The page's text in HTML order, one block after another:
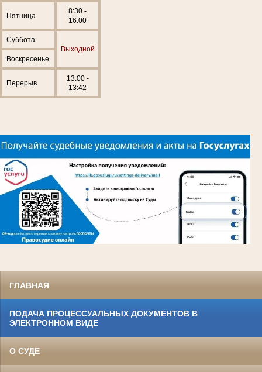
Пятница
8:30 -
16:00
Суббота
Выходной
Воскресенье
Перерыв
13:00 -
13:42
ГЛАВНАЯ
ПОДАЧА ПРОЦЕССУАЛЬНЫХ ДОКУМЕНТОВ В
ЭЛЕКТРОННОМ ВИДЕ
О СУДЕ